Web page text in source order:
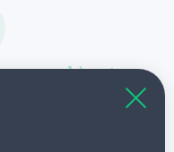
à votre
en élargissant